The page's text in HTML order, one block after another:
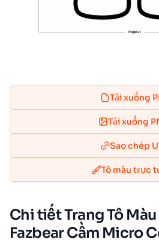
Tải xuống
Tải xuống
Sao chép
Tô màu trực
Chi tiết Trang Tô
Fazbear Cầm Micro